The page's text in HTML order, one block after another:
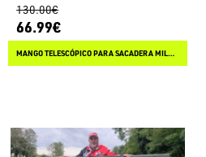
130.00€
66.99€
MANGO TELESCÓPICO PARA SACADERA MILO SEA ROCK